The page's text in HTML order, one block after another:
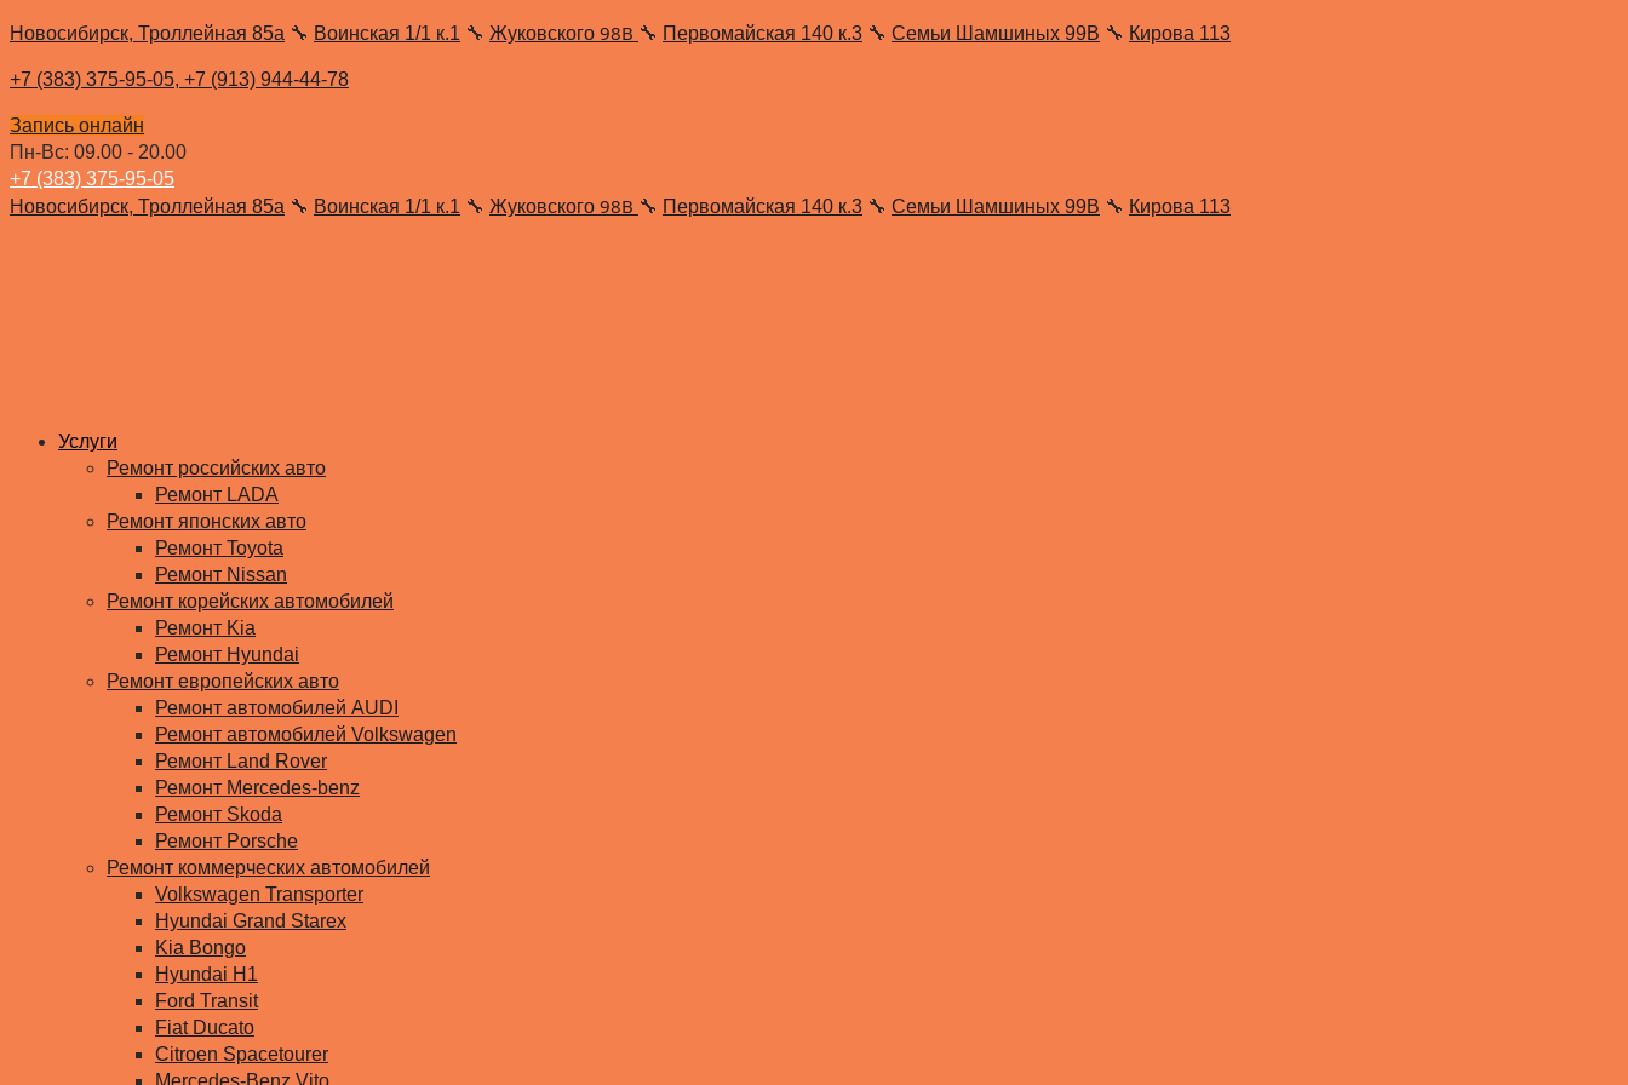
Новосибирск, Троллейная 85а 🔧 Воинская 1/1 к.1 🔧 Жуковского 98В 🔧 Первомайская 140 к.3 🔧 Семьи Шамшиных 99В 🔧 Кирова 113
+7 (383) 375-95-05, +7 (913) 944-44-78
Запись онлайн
Пн-Вс: 09.00 - 20.00
+7 (383) 375-95-05
Новосибирск, Троллейная 85а 🔧 Воинская 1/1 к.1 🔧 Жуковского 98В 🔧 Первомайская 140 к.3 🔧 Семьи Шамшиных 99В 🔧 Кирова 113
Услуги
Ремонт российских авто
Ремонт LADA
Ремонт японских авто
Ремонт Toyota
Ремонт Nissan
Ремонт корейских автомобилей
Ремонт Kia
Ремонт Hyundai
Ремонт европейских авто
Ремонт автомобилей AUDI
Ремонт автомобилей Volkswagen
Ремонт Land Rover
Ремонт Mercedes-benz
Ремонт Skoda
Ремонт Porsche
Ремонт коммерческих автомобилей
Volkswagen Transporter
Hyundai Grand Starex
Kia Bongo
Hyundai H1
Ford Transit
Fiat Ducato
Citroen Spacetourer
Mercedes-Benz Vito